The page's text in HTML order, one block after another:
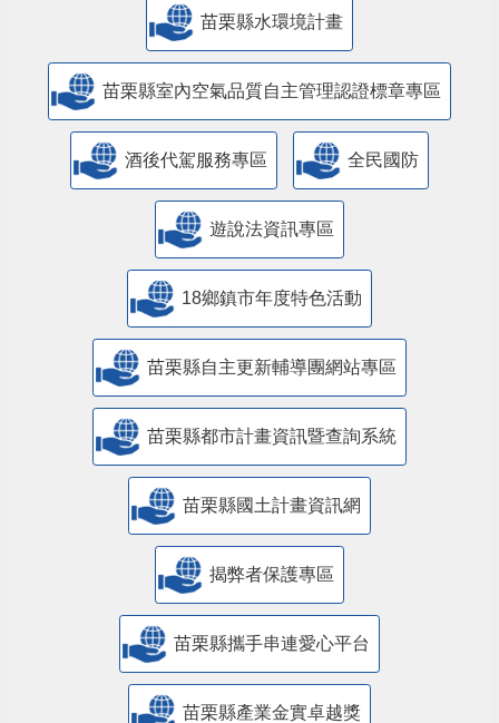
苗栗縣水環境計畫
苗栗縣室內空氣品質自主管理認證標章專區
酒後代駕服務專區 全民國防
遊說法資訊專區
18鄉鎮市年度特色活動
苗栗縣自主更新輔導團網站專區
苗栗縣都市計畫資訊暨查詢系統
苗栗縣國土計畫資訊網
揭弊者保護專區
苗栗縣攜手串連愛心平台
苗栗縣產業金實卓越獎